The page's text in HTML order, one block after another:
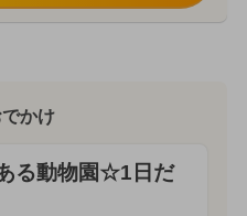
かけ
る動物園☆1日だ